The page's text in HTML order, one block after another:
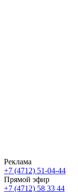
Реклама
+7 (4712) 51-04-44
Прямой эфир
+7 (4712) 58 33 44